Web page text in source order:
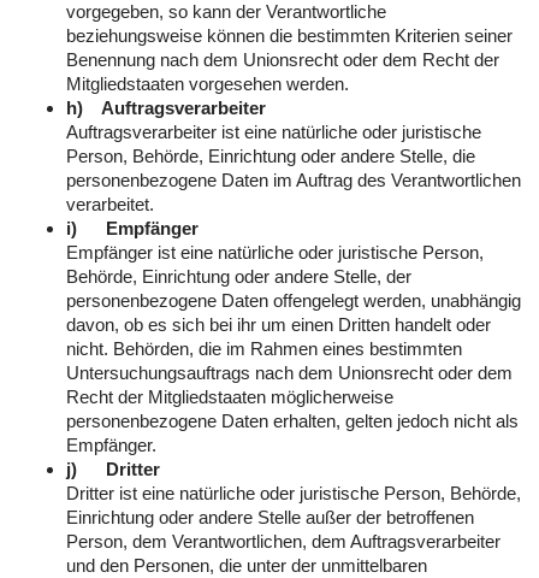
vorgegeben, so kann der Verantwortliche
beziehungsweise können die bestimmten Kriterien seiner
Benennung nach dem Unionsrecht oder dem Recht der
Mitgliedstaaten vorgesehen werden.
h) Auftragsverarbeiter
Auftragsverarbeiter ist eine natürliche oder juristische
Person, Behörde, Einrichtung oder andere Stelle, die
personenbezogene Daten im Auftrag des Verantwortlichen
verarbeitet.
i) Empfänger
Empfänger ist eine natürliche oder juristische Person,
Behörde, Einrichtung oder andere Stelle, der
personenbezogene Daten offengelegt werden, unabhängig
davon, ob es sich bei ihr um einen Dritten handelt oder
nicht. Behörden, die im Rahmen eines bestimmten
Untersuchungsauftrags nach dem Unionsrecht oder dem
Recht der Mitgliedstaaten möglicherweise
personenbezogene Daten erhalten, gelten jedoch nicht als
Empfänger.
j) Dritter
Dritter ist eine natürliche oder juristische Person, Behörde,
Einrichtung oder andere Stelle außer der betroffenen
Person, dem Verantwortlichen, dem Auftragsverarbeiter
und den Personen, die unter der unmittelbaren